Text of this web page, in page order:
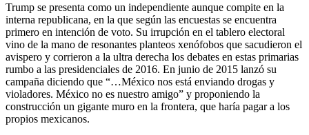
Trump se presenta como un independiente aunque compite en la
interna republicana, en la que según las encuestas se encuentra
primero en intención de voto. Su irrupción en el tablero electoral
vino de la mano de resonantes planteos xenófobos que sacudieron el
avispero y corrieron a la ultra derecha los debates en estas primarias
rumbo a las presidenciales de 2016. En junio de 2015 lanzó su
campaña diciendo que “…México nos está enviando drogas y
violadores. México no es nuestro amigo” y proponiendo la
construcción un gigante muro en la frontera, que haría pagar a los
propios mexicanos.